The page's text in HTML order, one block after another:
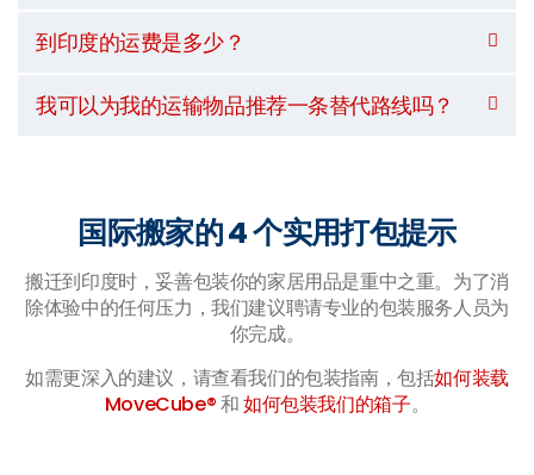
到印度的运费是多少？
我可以为我的运输物品推荐一条替代路线吗？
国际搬家的 4 个实用打包提示
搬迁到印度时，妥善包装你的家居用品是重中之重。为了消
除体验中的任何压力，我们建议聘请专业的包装服务人员为
你完成。
如需更深入的建议，请查看我们的包装指南，包括如何装载
MoveCube®和如何包装我们的箱子。